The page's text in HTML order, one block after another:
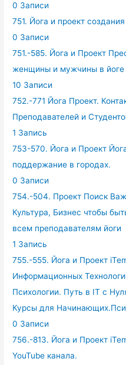
0 Записи
751. Йога и проект
0 Записи
751.-585. Йога и Проект
женщины и мужчины в йоге
10 Записи
752.-771 Йога Проект.
Преподавателей и
1 Запись
753-570. Йога и Проект
поддержание в городах.
0 Записи
754.-504. Проект Поиск
Культура, Бизнес чтобы
всем преподавателям йоги
1 Запись
755.-555. Йога и Проект
Информационных
Психологии. Путь в IT с
Курсы для
0 Записи
756.-813. Йога и Проект
YouTube канала.